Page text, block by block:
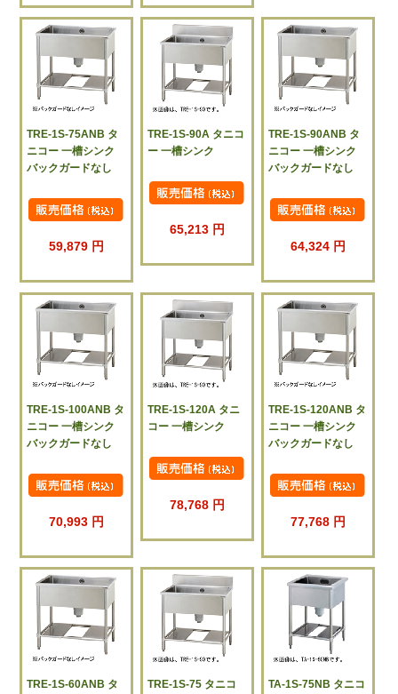
TRE-1S-75ANB タ
ニコー 一槽シンク
バックガードなし
59,879 円
TRE-1S-90A タニコ
ー 一槽シンク
65,213 円
TRE-1S-90ANB タ
ニコー 一槽シンク
バックガードなし
64,324 円
TRE-1S-100ANB タ
ニコー 一槽シンク
バックガードなし
70,993 円
TRE-1S-120A タニ
コー 一槽シンク
78,768 円
TRE-1S-120ANB タ
ニコー 一槽シンク
バックガードなし
77,768 円
TRE-1S-60ANB タ
TRE-1S-75 タニコ
TA-1S-75NB タニコ